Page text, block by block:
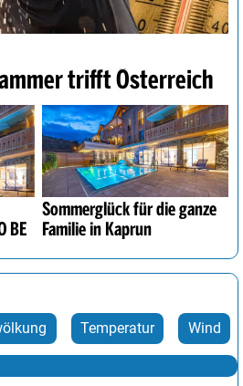
trifft Österreich
BE
Sommerglück für die ganze
Familie in Kaprun
Temperatur Wind